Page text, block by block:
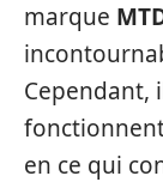
marque
Cependant,
en ce qui